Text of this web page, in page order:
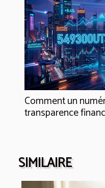
Comment un
transparence
SIMILAIRE